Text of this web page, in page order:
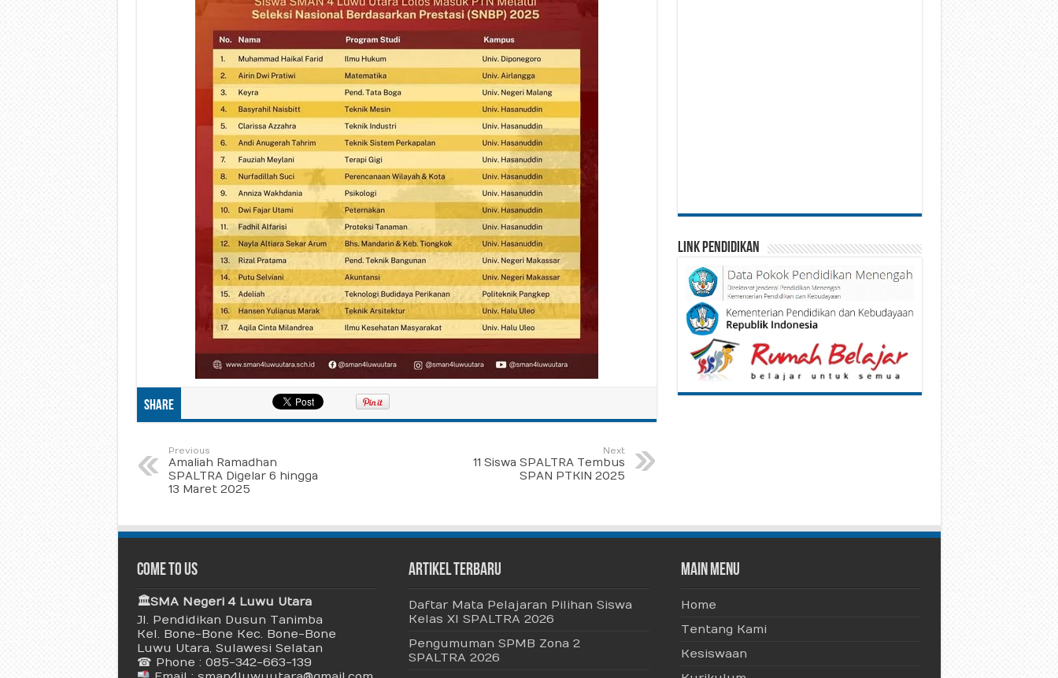
Share
Previous
Amaliah Ramadhan
SPALTRA Digelar 6 hingga
13 Maret 2025
Next
11 Siswa SPALTRA Tembus
SPAN PTKIN 2025
Link Pendidikan
Come To Us
🏛 SMA Negeri 4 Luwu Utara
Jl. Pendidikan Dusun Tanimba
Kel. Bone-Bone Kec. Bone-Bone
Luwu Utara, Sulawesi Selatan
☎ Phone : 085-342-663-139
Artikel Terbaru
Daftar Mata Pelajaran Pilihan Siswa
Kelas XI SPALTRA 2026
Pengumuman SPMB Zona 2
SPALTRA 2026
Main Menu
Home
Tentang Kami
Kesiswaan